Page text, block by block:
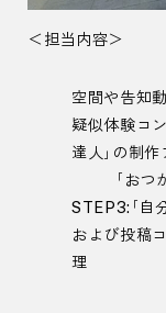
＜担当内容＞
空間や告知
疑似体験コ
達人」の制
「お
STEP3:「自
および投稿
理